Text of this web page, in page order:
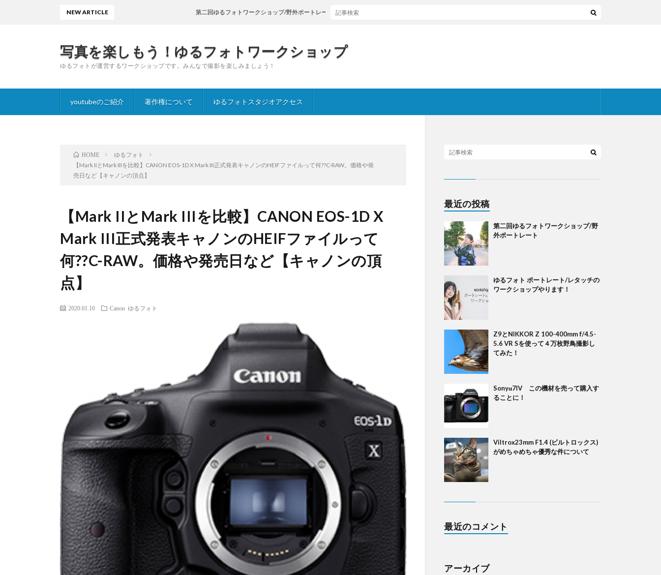
写真を楽しもう！ゆるフォトワークショップ
ゆるフォトが運営するワークショップです。みんなで撮影を楽しみましょう！
youtubeのご紹介 著作権について ゆるフォトスタジオアクセス
NEW ARTICLE 第二回ゆるフォトワークショップ/野外ポートレート
HOME
ゆるフォト
【Mark IIとMark IIIを比較】CANON EOS-1D X Mark III正式発表キャノンのHEIFファイルって何??C-RAW。価格や発
売日など【キャノンの頂点】
【Mark IIとMark IIIを比較】CANON EOS-1D X
Mark III正式発表キャノンのHEIFファイルって
何??C-RAW。価格や発売日など【キャノンの頂
点】
2020.01.10 Canon ゆるフォト
最近の投稿
第二回ゆるフォトワークショップ/野
外ポートレート
ゆるフォト ポートレート/レタッチの
ワークショップやります！
Z9とNIKKOR Z 100-400mm f/4.5-
5.6 VR Sを使って４万枚野鳥撮影し
てみた！
Sonyα7IV この機材を売って購入す
ることに！
Viltrox23mm F1.4 (ビルトロックス)
がめちゃめちゃ優秀な件について
最近のコメント
アーカイブ